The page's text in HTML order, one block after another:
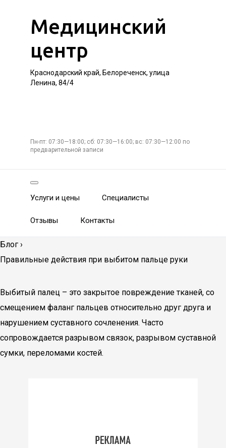
Медицинский
центр
Краснодарский край, Белореченск, улица
Ленина, 84/4
Пн-пт: 07:30—18:00; сб: 07:30—16:00; вс: 07:30—12:00 по
предварительной записи
Услуги и цены Специалисты
Отзывы Контакты
Блог ›
Правильные действия при выбитом пальце руки
Выбитый палец – это закрытое повреждение тканей, со
смещением фаланг пальцев относительно друг друга и
нарушением суставного сочленения. Часто
сопровождается разрывом связок, разрывом суставной
сумки, переломами костей.